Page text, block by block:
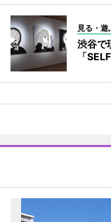
見る・遊
渋谷で
「